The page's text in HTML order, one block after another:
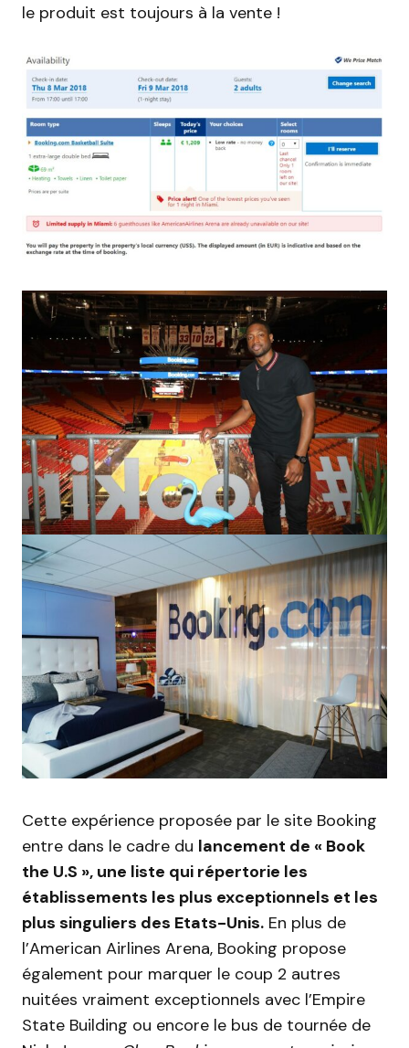
le produit est toujours à la vente !
Cette expérience proposée par le site Booking
entre dans le cadre du lancement de « Book
the U.S », une liste qui répertorie les
établissements les plus exceptionnels et les
plus singuliers des Etats-Unis. En plus de
l’American Airlines Arena, Booking propose
également pour marquer le coup 2 autres
nuitées vraiment exceptionnels avec l’Empire
State Building ou encore le bus de tournée de